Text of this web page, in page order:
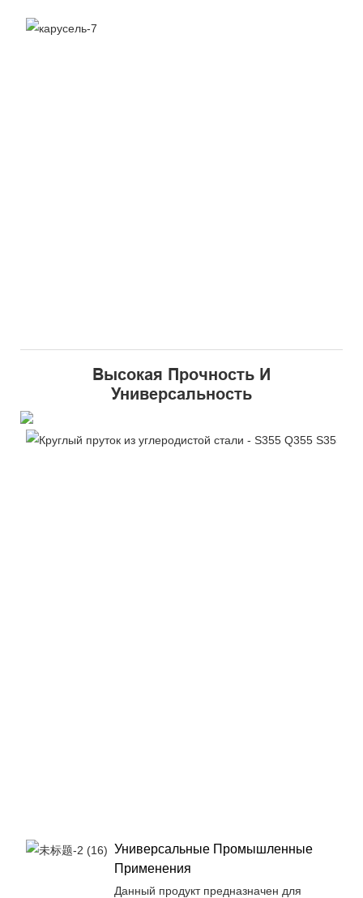
Высокая Прочность И
Универсальность
Универсальные Промышленные
Применения
Данный продукт предназначен для